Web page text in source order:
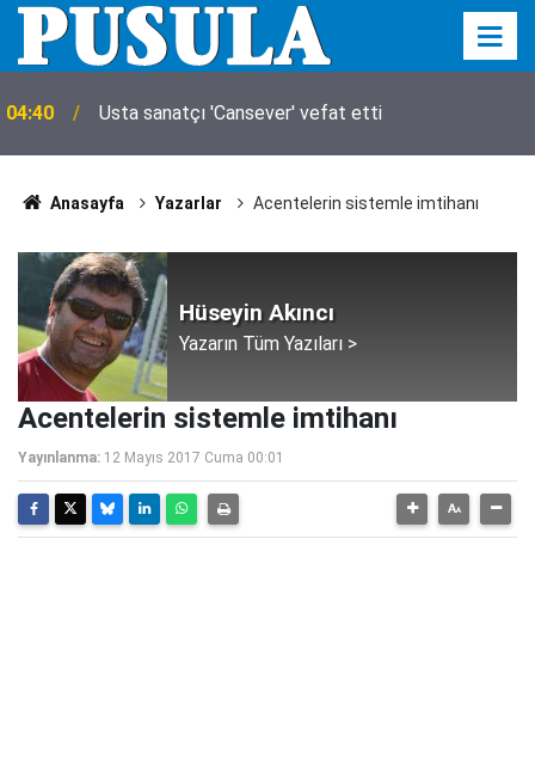
04:40 Usta sanatçı 'Cansever' vefat etti
Anasayfa Yazarlar Acentelerin sistemle imtihanı
Hüseyin Akıncı
Yazarın Tüm Yazıları >
Acentelerin sistemle imtihanı
Yayınlanma: 12 Mayıs 2017 Cuma 00:01